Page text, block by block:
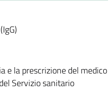
e la prescrizione del medico
Servizio sanitario